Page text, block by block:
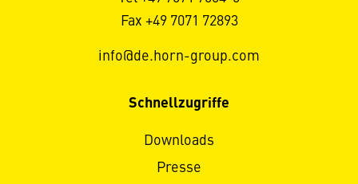
Fax +49 7071 72893
info@de.horn-group.com
Schnellzugriffe
Downloads
Presse